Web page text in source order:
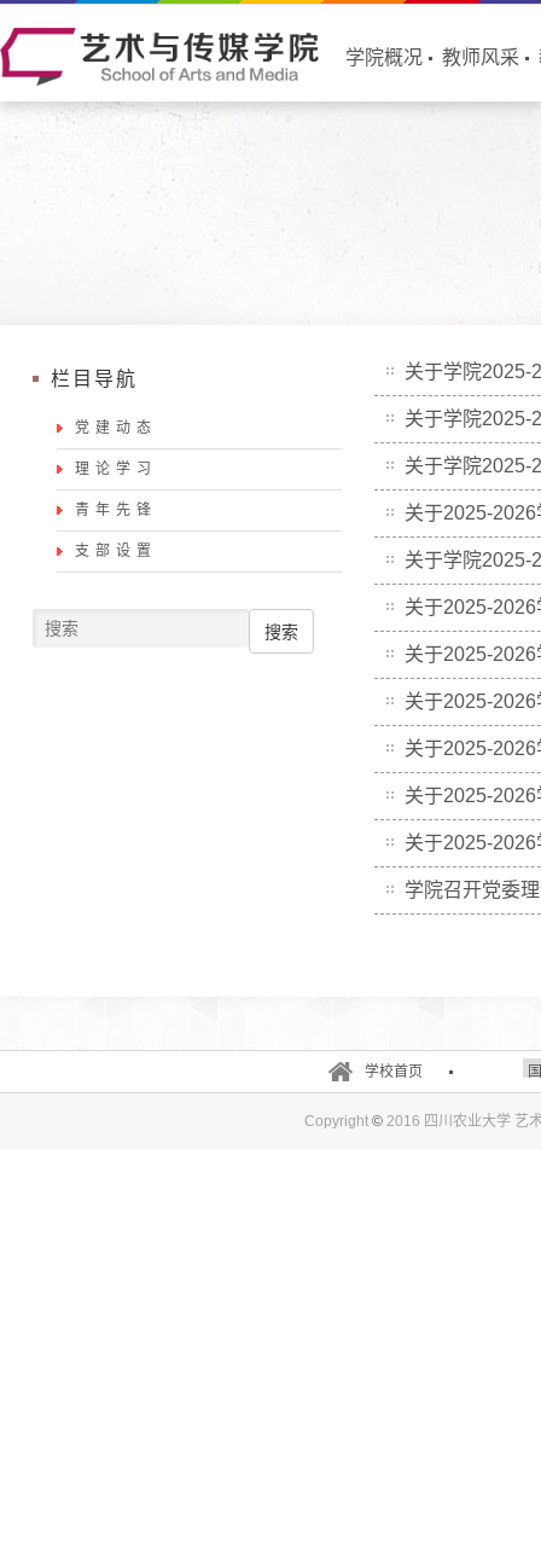
学院概况 教师风采
关于学院2025-
关于学院2025-
关于学院2025-
关于2025-
关于学院2025-
关于2025-
关于2025-
关于2025-
关于2025-
关于2025-
关于2025-
学院召开党委
栏目导航
党建动态
理论学习
青年先锋
支部设置
搜索
学校首页
Copyright ©2016 四川农业大学 艺